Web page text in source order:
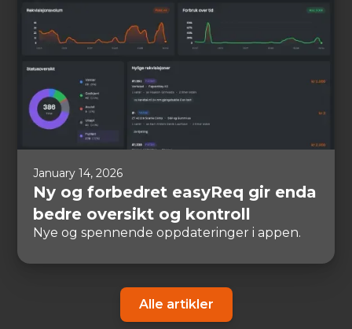
January 14, 2026
Ny og forbedret easyReq gir enda
bedre oversikt og kontroll
Nye og spennende oppdateringer i appen.
Alle artikler